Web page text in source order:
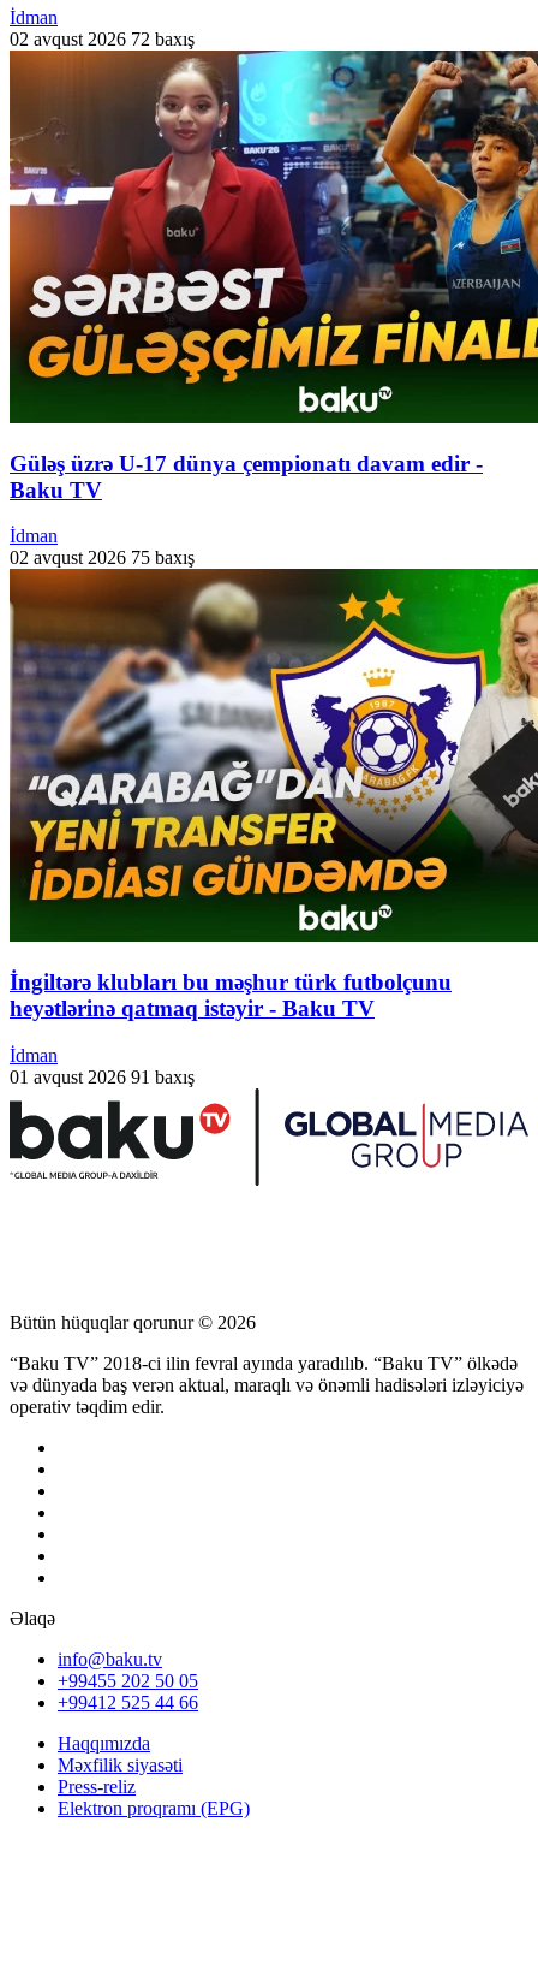
İdman
02 avqust 2026 72 baxış
Güləş üzrə U-17 dünya çempionatı davam edir -
Baku TV
İdman
02 avqust 2026 75 baxış
İngiltərə klubları bu məşhur türk futbolçunu
heyətlərinə qatmaq istəyir - Baku TV
İdman
01 avqust 2026 91 baxış
Bütün hüquqlar qorunur © 2026
“Baku TV” 2018-ci ilin fevral ayında yaradılıb. “Baku TV” ölkədə
və dünyada baş verən aktual, maraqlı və önəmli hadisələri izləyiciyə
operativ təqdim edir.
Əlaqə
info@baku.tv
+99455 202 50 05
+99412 525 44 66
Haqqımızda
Məxfilik siyasəti
Press-reliz
Elektron proqramı (EPG)